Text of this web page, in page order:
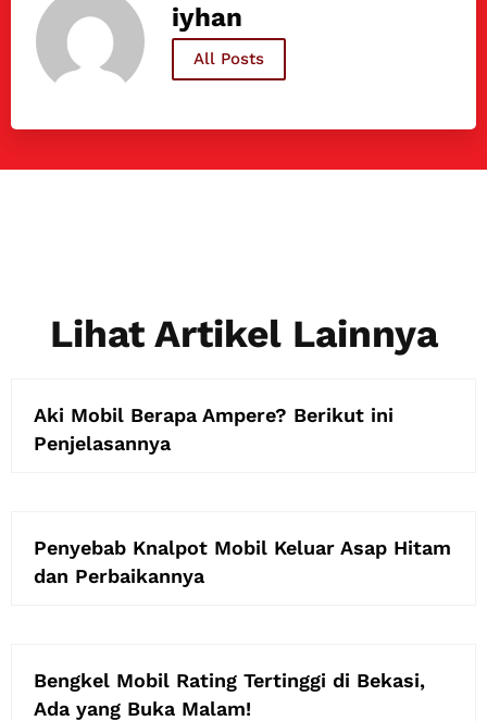
iyhan
All Posts
Lihat Artikel Lainnya
Aki Mobil Berapa Ampere? Berikut ini
Penjelasannya
Penyebab Knalpot Mobil Keluar Asap Hitam
dan Perbaikannya
Bengkel Mobil Rating Tertinggi di Bekasi,
Ada yang Buka Malam!